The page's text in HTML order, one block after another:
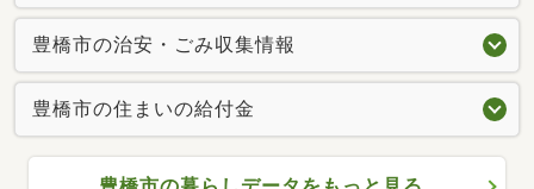
豊橋市の治安・ごみ収集情報
豊橋市の住まいの給付金